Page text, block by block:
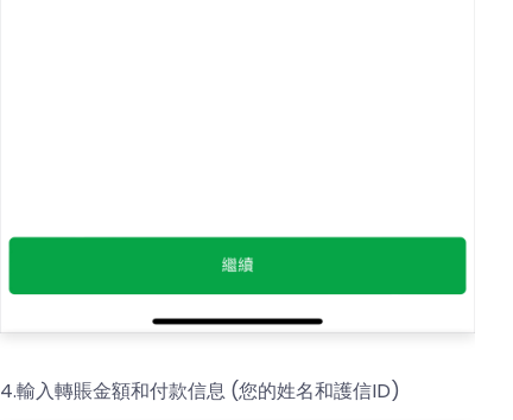
4.輸入轉賬金額和付款信息 (您的姓名和護信ID)